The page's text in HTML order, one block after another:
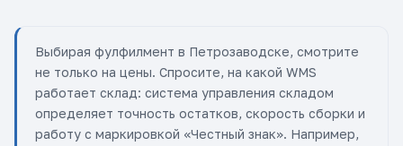
Выбирая фулфилмент в Петрозаводске, смотрите
не только на цены. Спросите, на какой WMS
работает склад: система управления складом
определяет точность остатков, скорость сборки и
работу с маркировкой «Честный знак». Например,